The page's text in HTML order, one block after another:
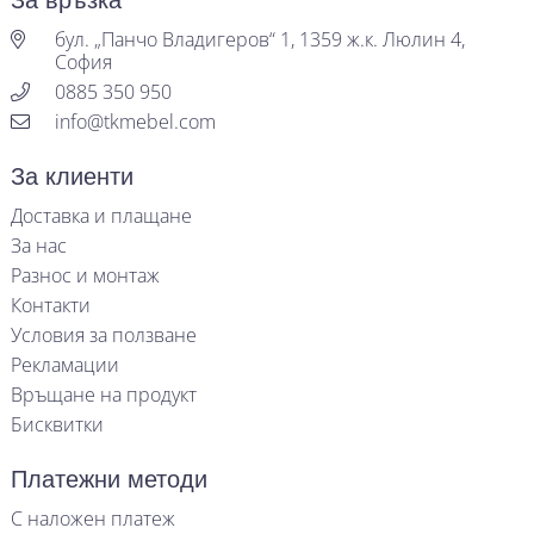
бул. „Панчо Владигеров“ 1, 1359 ж.к. Люлин 4,
София
0885 350 950
info@tkmebel.com
За клиенти
Доставка и плащане
За нас
Разнос и монтаж
Контакти
Условия за ползване
Рекламации
Връщане на продукт
Бисквитки
Платежни методи
С наложен платеж